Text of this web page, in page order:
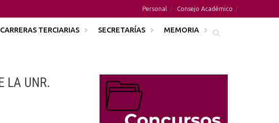
Personal Consejo Académico
CARRERAS TERCIARIAS SECRETARÍAS MEMORIA
LA UNR.